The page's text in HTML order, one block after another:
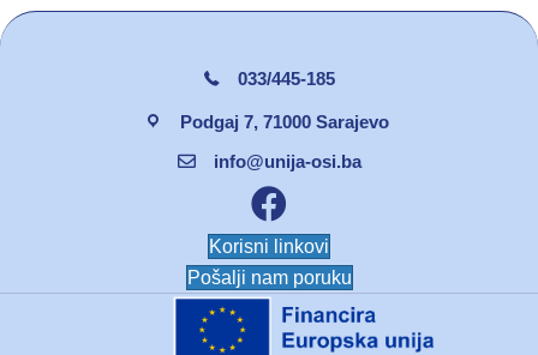
033/445-185
Podgaj 7, 71000 Sarajevo
info@unija-osi.ba
Facebook unija osi
Korisni linkovi
Pošalji nam poruku